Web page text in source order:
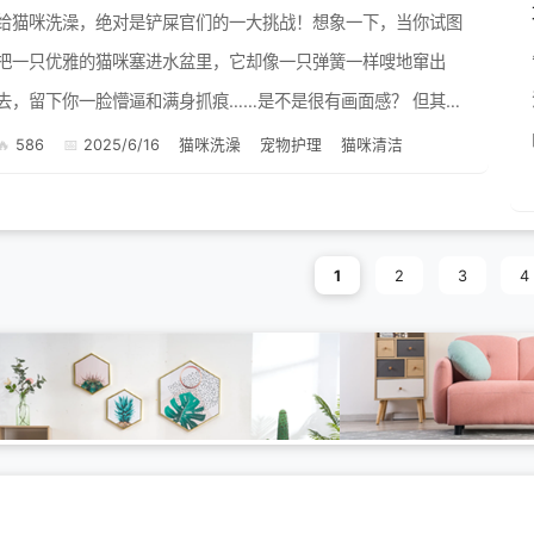
猫咪洗澡，绝对是铲屎官们的一大挑战！想象一下，当你试图
一只优雅的猫咪塞进水盆里，它却像一只弹簧一样嗖地窜出
，留下你一脸懵逼和满身抓痕……是不是很有画面感？ 但其
，只要掌握了正确的方法，给猫咪洗澡也能变成一件轻松愉快
586 2025/6/16 猫咪洗澡 宠物护理 猫咪清洁
1 2 3 4